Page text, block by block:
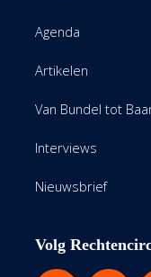
Agenda
Artikelen
Van Bundel tot
Interviews
Nieuwsbrief
Volg